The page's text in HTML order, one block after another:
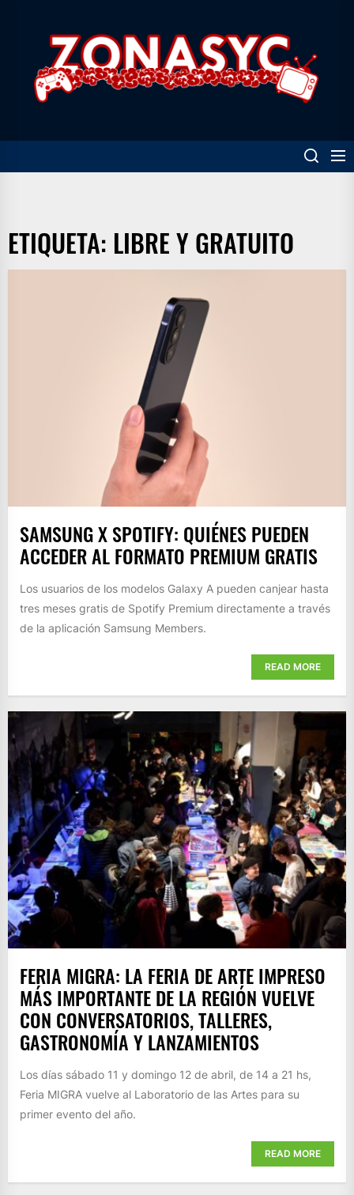
content
ETIQUETA: LIBRE Y GRATUITO
SAMSUNG X SPOTIFY: QUIÉNES PUEDEN
ACCEDER AL FORMATO PREMIUM GRATIS
Los usuarios de los modelos Galaxy A pueden canjear hasta
tres meses gratis de Spotify Premium directamente a través
de la aplicación Samsung Members.
READ MORE
FERIA MIGRA: LA FERIA DE ARTE IMPRESO
MÁS IMPORTANTE DE LA REGIÓN VUELVE
CON CONVERSATORIOS, TALLERES,
GASTRONOMÍA Y LANZAMIENTOS
Los días sábado 11 y domingo 12 de abril, de 14 a 21 hs,
Feria MIGRA vuelve al Laboratorio de las Artes para su
primer evento del año.
READ MORE